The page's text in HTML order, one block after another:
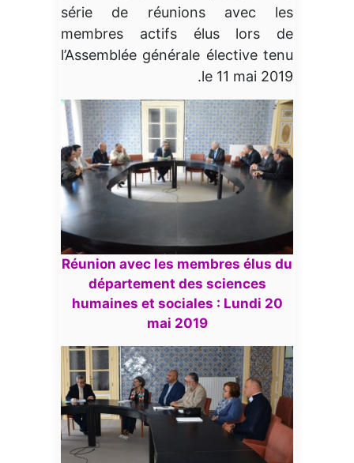
série de réunions avec les
membres actifs élus lors de
l’Assemblée générale élective tenu
le 11 mai 2019.
Réunion avec les membres élus du
département des sciences
humaines et sociales : Lundi 20
mai 2019